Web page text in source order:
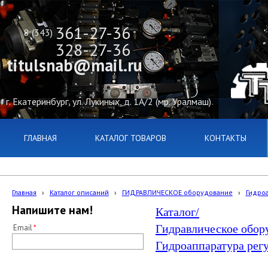
8 (343) 361-27-36
г. Екатеринбург, ул. Лукиных, д. 1А/2 (мр. Уралмаш)
328-27-36
titulsnab@mail.ru
ГЛАВНАЯ КАТАЛОГ ТОВАРОВ КОНТАКТЫ
Главная › Каталог описаний › ГИДРАВЛИЧЕСКОЕ оборудование ›
Напишите нам!
Email
Каталог/
Гидравлическое
Гидроаппаратура